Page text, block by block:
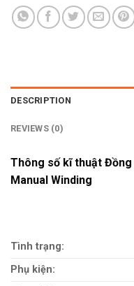
DESCRIPTION
REVIEWS (0)
Thông số kĩ thuật Đồng
Manual Winding
Tình trạng:
Phụ kiện: